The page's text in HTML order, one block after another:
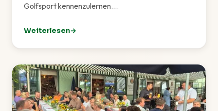
Golfsport kennenzulernen.…
Weiterlesen
: Golf-Schnupperkurs: TCI zu Gast bei OPEN.9